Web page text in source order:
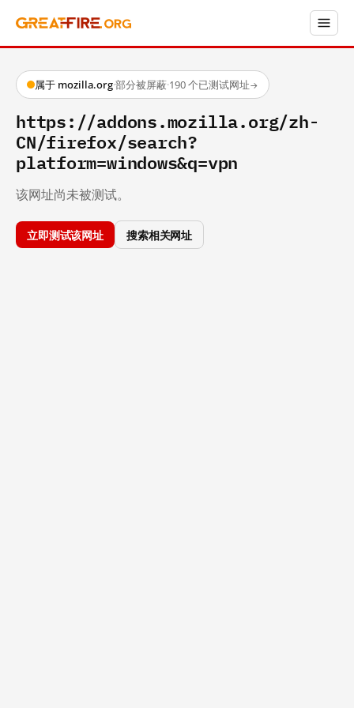
属于 mozilla.org·部分被屏蔽·190 个已测试网址→
https://addons.mozilla.org/zh-
CN/firefox/search?
platform=windows&q=vpn
该网址尚未被测试。
立即测试该网址 搜索相关网址